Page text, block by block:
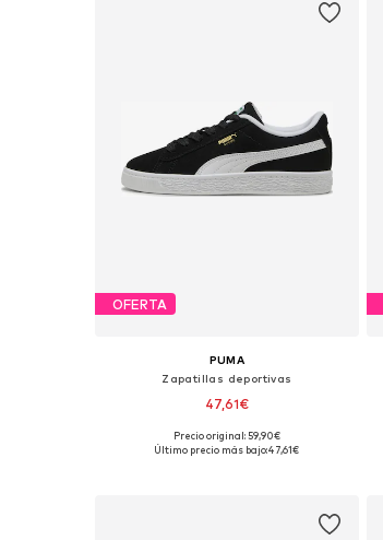
OFERTA
PUMA
Zapatillas deportivas
47,61€
Disponible en muchas tallas
Precio original: 59,90€
Último precio más bajo:47,61€